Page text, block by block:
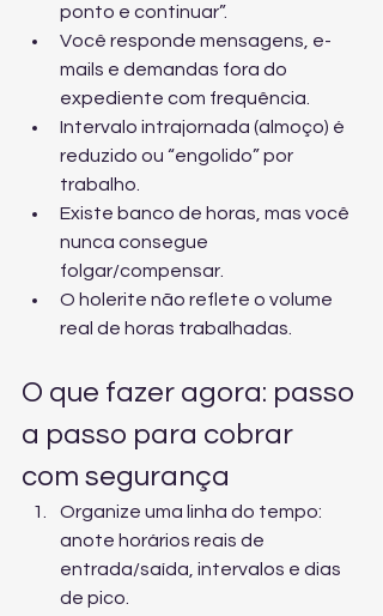
ponto e continuar”.
Você responde mensagens, e-
mails e demandas fora do
expediente com frequência.
Intervalo intrajornada (almoço) é
reduzido ou “engolido” por
trabalho.
Existe banco de horas, mas você
nunca consegue
folgar/compensar.
O holerite não reflete o volume
real de horas trabalhadas.
O que fazer agora: passo
a passo para cobrar
com segurança
Organize uma linha do tempo:
anote horários reais de
entrada/saída, intervalos e dias
de pico.